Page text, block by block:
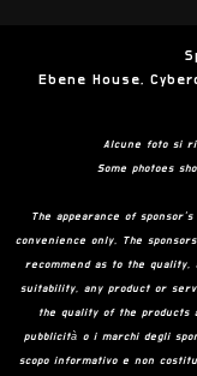
Ebene House,
Alcune foto si
Some photoes
The appearance of
convenience only. The
recommend as to the quality,
suitability, any product or
the quality of the products
pubblicità o i marchi degli
scopo informativo e non